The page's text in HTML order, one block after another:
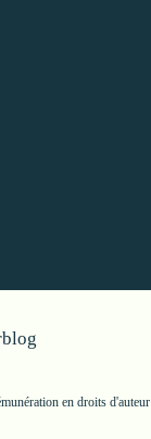
en droits d'auteur